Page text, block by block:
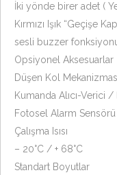
İki yönde birer adet (
Kırmızı Işık “Geçişe
sesli buzzer
Opsiyonel Aksesuarlar
Düşen Kol
Kumanda Alıcı-Verici
Fotosel Alarm
Çalışma Isısı
– 20°C / + 68°C
Standart Boyutlar